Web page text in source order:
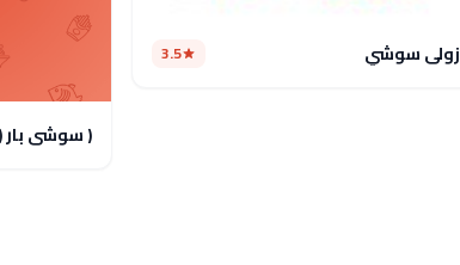
زولي سوشي 3.5
( سوشى بار